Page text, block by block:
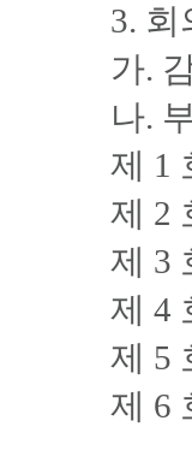
3. 회
가.
나.
제 1
제 2
제 3
제 4
제 5
제 6